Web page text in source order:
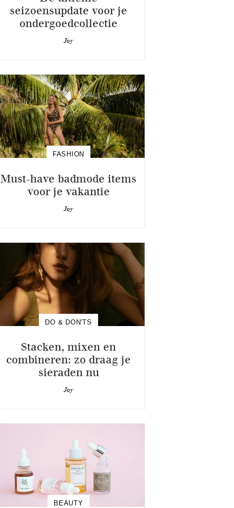
seizoensupdate voor je
ondergoedcollectie
Joy
FASHION
Must-have badmode items
voor je vakantie
Joy
DO & DON'TS
Stacken, mixen en
combineren: zo draag je
sieraden nu
Joy
BEAUTY